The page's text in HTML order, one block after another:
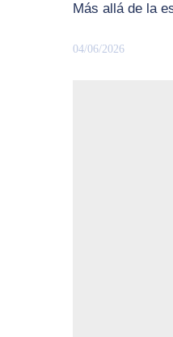
Más allá de la
04/06/2026